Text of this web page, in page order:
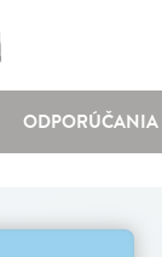
ODPORÚČANIA